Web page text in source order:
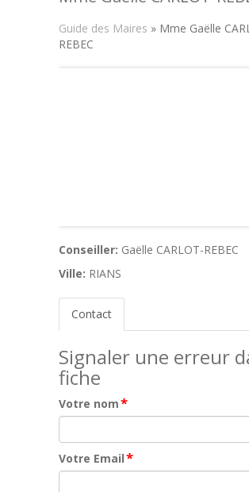
Guide des Maires » Mme Gaëlle
REBEC
Conseiller: Gaëlle CARLOT-REBEC
Ville: RIANS
Contact
Signaler une erreur
fiche
Votre nom*
Votre Email*